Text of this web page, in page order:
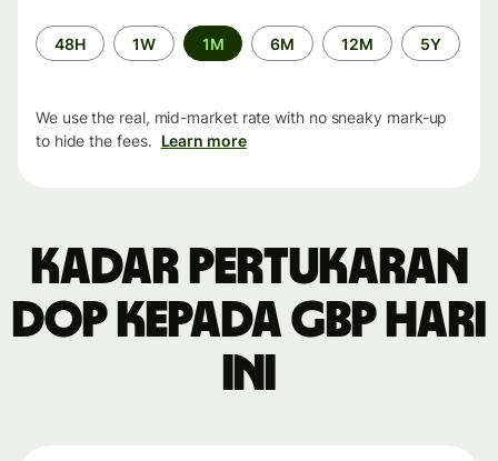
Time
period
48H 1W 1M 6M 12M 5Y
We use the real, mid-market rate with no sneaky mark-up
to hide the fees. Learn more
Kadar pertukaran
DOP kepada GBP hari
ini